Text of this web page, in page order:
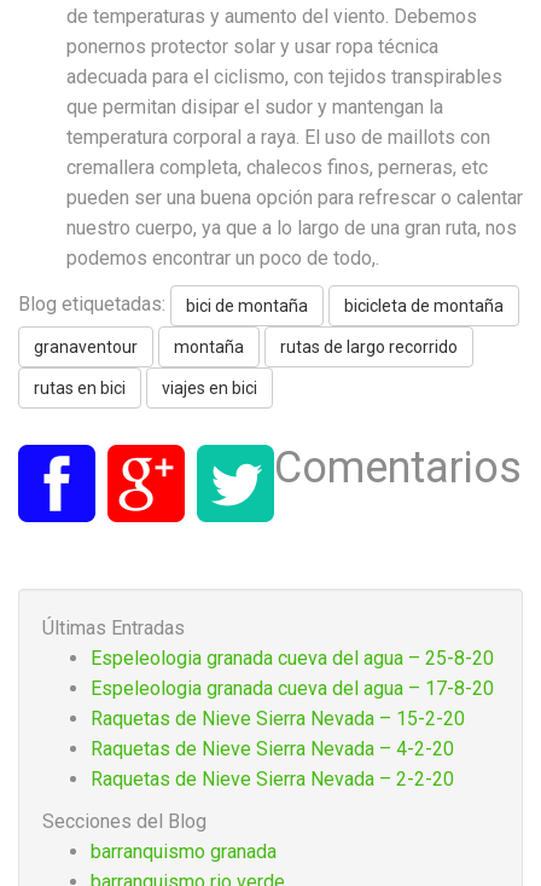
de temperaturas y aumento del viento. Debemos
ponernos protector solar y usar ropa técnica
adecuada para el ciclismo, con tejidos transpirables
que permitan disipar el sudor y mantengan la
temperatura corporal a raya. El uso de maillots con
cremallera completa, chalecos finos, perneras, etc
pueden ser una buena opción para refrescar o calentar
nuestro cuerpo, ya que a lo largo de una gran ruta, nos
podemos encontrar un poco de todo,.
Blog etiquetadas: bici de montaña bicicleta de montaña
granaventour montaña rutas de largo recorrido
rutas en bici viajes en bici
Comentarios
Últimas Entradas
Espeleologia granada cueva del agua – 25-8-20
Espeleologia granada cueva del agua – 17-8-20
Raquetas de Nieve Sierra Nevada – 15-2-20
Raquetas de Nieve Sierra Nevada – 4-2-20
Raquetas de Nieve Sierra Nevada – 2-2-20
Secciones del Blog
barranquismo granada